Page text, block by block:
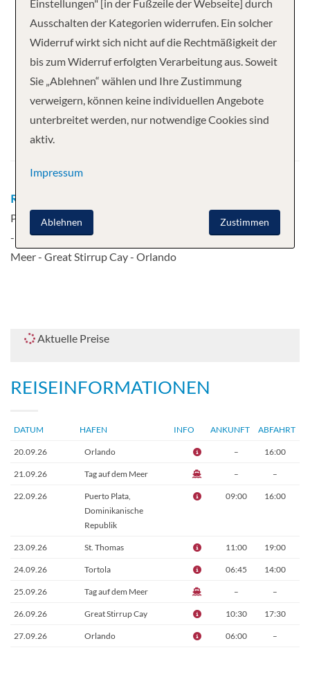
Ihre Kreuzfahrt
7 Nächte Norwegian Prima
Abfahrt
Route
Puerto Plata, Dominikanische Republik
- St. Thomas - Tortola - Tag auf dem
Meer - Great Stirrup Cay - Orlando
Aktuelle Preise
REISEINFORMATIONEN
DATUM HAFEN INFO ANKUNFT ABFAHRT
20.09.26 Orlando – 16:00
21.09.26 Tag auf dem Meer – –
22.09.26
Puerto Plata,
Dominikanische
Republik
09:00 16:00
23.09.26 St. Thomas 11:00 19:00
24.09.26 Tortola 06:45 14:00
25.09.26 Tag auf dem Meer – –
26.09.26 Great Stirrup Cay 10:30 17:30
27.09.26 Orlando 06:00 –
Einstellungen" [in der Fußzeile der Webseite] durch
Ausschalten der Kategorien widerrufen. Ein solcher
Widerruf wirkt sich nicht auf die Rechtmäßigkeit der
bis zum Widerruf erfolgten Verarbeitung aus. Soweit
Sie „Ablehnen“ wählen und Ihre Zustimmung
verweigern, können keine individuellen Angebote
unterbreitet werden, nur notwendige Cookies sind
aktiv.
Impressum
Zustimmen
Ablehnen